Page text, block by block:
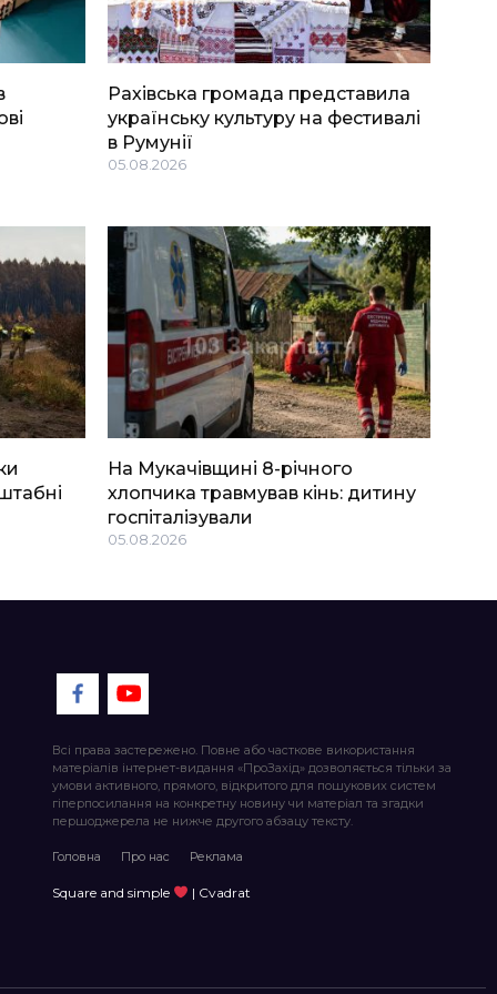
Рахівська громада представила
українську культуру на фестивалі
в Румунії
05.08.2026
На Мукачівщині 8-річного
хлопчика травмував кінь: дитину
госпіталізували
05.08.2026
Всі права застережено. Повне або часткове використання
матеріалів інтернет-видання «ПроЗахід» дозволяється тільки за
умови активного, прямого, відкритого для пошукових систем
гіперпосилання на конкретну новину чи матеріал та згадки
першоджерела не нижче другого абзацу тексту.
Головна Про нас Реклама
Square and simple | Cvadrat